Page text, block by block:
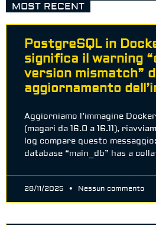
MOST RECENT
PostgreSQL in
significa il warning
version mismatch”
aggiornamento
Aggiorniamo l’immagine
(magari da 16.0 a 16.11),
log compare questo
database “main_db” has a
28/11/2025 Nessun commento